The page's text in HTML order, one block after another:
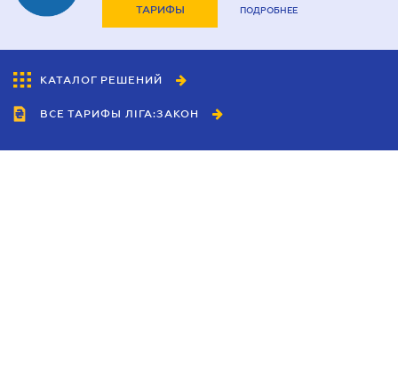
ТАРИФЫ ПОДРОБНЕЕ
КАТАЛОГ РЕШЕНИЙ
ВСЕ ТАРИФЫ ЛІГА:ЗАКОН